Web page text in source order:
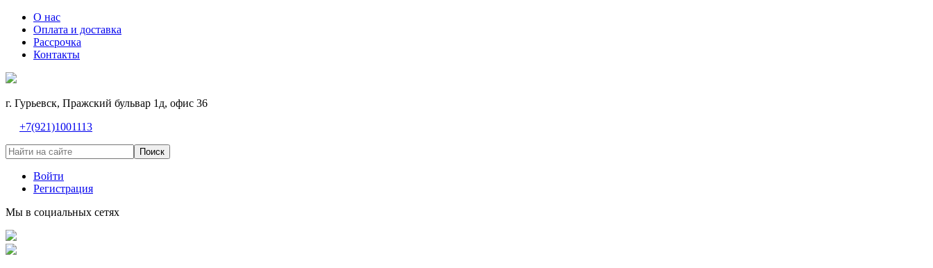
О нас
Оплата и доставка
Рассрочка
Контакты
г. Гурьевск, Пражский бульвар 1д, офис 36
+7(921)1001113
Поиск
Войти
Регистрация
Мы в социальных сетях